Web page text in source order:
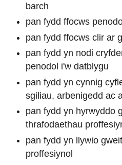
barch
pan fydd ffocws
pan fydd ffocws clir ar
pan fydd yn nodi
penodol i'w datblygu
pan fydd yn cynnig
sgiliau, arbenigedd ac
pan fydd yn hyrwyddo
thrafodaethau
pan fydd yn llywio
proffesiynol